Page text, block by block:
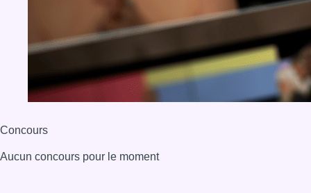
Concours
Aucun concours pour le moment